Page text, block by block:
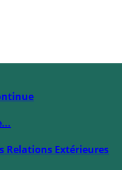
Relations Extérieures